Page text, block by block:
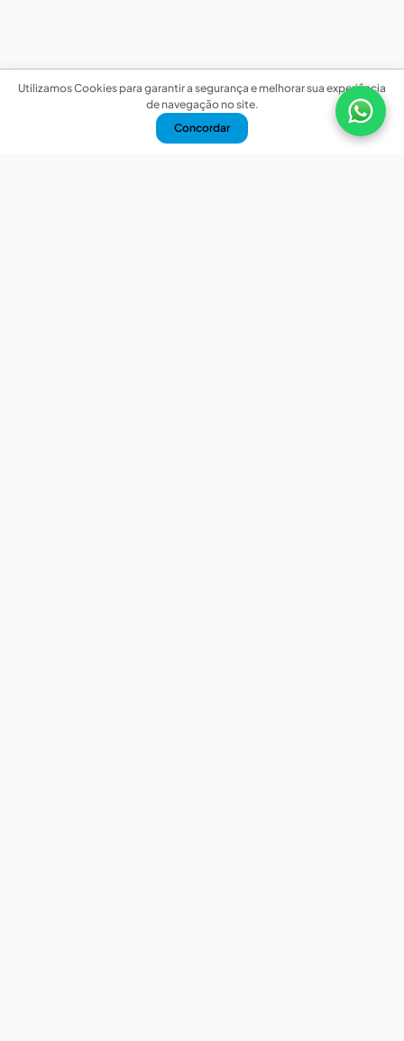
Utilizamos Cookies para garantir a segurança e melhorar sua experiência
de navegação no site.
Concordar